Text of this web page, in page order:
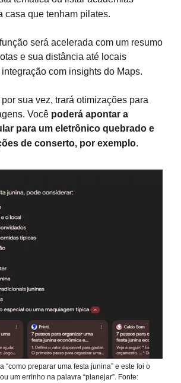
casa que tenham pilates.
será acelerada com um resumo
e sua distância até locais
com insights do Maps.
sua vez, trará otimizações para
Você poderá apontar a
para um eletrônico quebrado e
de conserto, por exemplo.
“como preparar uma festa junina” e este foi o
um errinho na palavra “planejar”. Fonte: